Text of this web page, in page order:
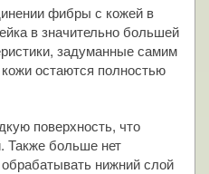
фибры с кожей в
в значительно большей
задуманные самим
остаются полностью
поверхность, что
Также больше нет
нижний слой